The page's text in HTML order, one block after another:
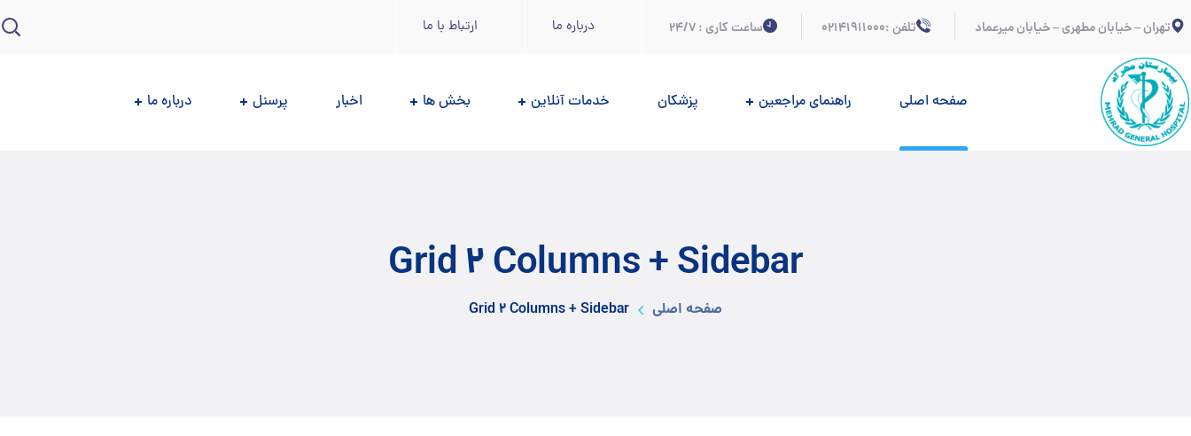
تهران – خیابان مطهری – خیابان میرعماد تلفن :02141911000 ساعت کاری : 24/7 درباره ما ارتباط با ما
صفحه اصلی راهنمای مراجعين پزشکان خدمات آنلاین بخش ها اخبار پرسنل درباره ما
Grid 2 Columns + Sidebar
صفحه اصلی Grid 2 Columns + Sidebar